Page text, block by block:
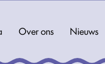
Over ons Nieuws